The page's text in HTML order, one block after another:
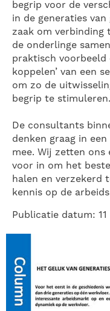
begrip voor de
in de generaties
zaak om verbinding
de onderlinge
praktisch voorbeeld
koppelen’ van een
om zo de
begrip te stimuleren.
De consultants
denken graag in
mee. Wij zetten
voor in om het
halen en verzekerd
kennis op de
Publicatie datum: